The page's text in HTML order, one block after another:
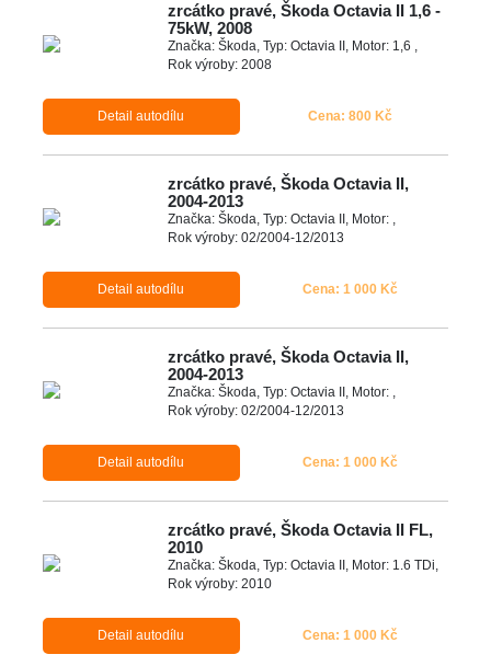
zrcátko pravé, Škoda Octavia II 1,6 -
75kW, 2008
Značka: Škoda, Typ: Octavia II, Motor: 1,6 ,
Rok výroby: 2008
Detail autodílu Cena: 800 Kč
zrcátko pravé, Škoda Octavia II,
2004-2013
Značka: Škoda, Typ: Octavia II, Motor: ,
Rok výroby: 02/2004-12/2013
Detail autodílu Cena: 1 000 Kč
zrcátko pravé, Škoda Octavia II,
2004-2013
Značka: Škoda, Typ: Octavia II, Motor: ,
Rok výroby: 02/2004-12/2013
Detail autodílu Cena: 1 000 Kč
zrcátko pravé, Škoda Octavia II FL,
2010
Značka: Škoda, Typ: Octavia II, Motor: 1.6 TDi,
Rok výroby: 2010
Detail autodílu Cena: 1 000 Kč